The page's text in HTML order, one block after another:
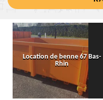
Location de benne 67 Bas-
Rhin